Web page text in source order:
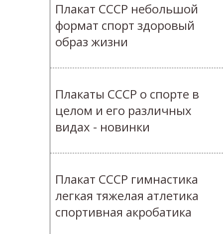
Плакат СССР небольшой
формат спорт здоровый
образ жизни
Плакаты СССР о спорте в
целом и его различных
видах - новинки
Плакат СССР гимнастика
легкая тяжелая атлетика
спортивная акробатика